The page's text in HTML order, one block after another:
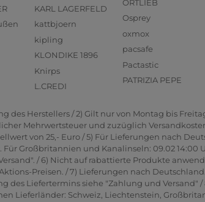
KARL LAGERFELD
kattbjoern
kipling
KLONDIKE 1896
Knirps
L.CREDI
ORTLIEB
Osprey
oxmox
pacsafe
Pactastic
PATRIZIA PEPE
des Herstellers / 2) Gilt nur von Montag bis
Mehrwertsteuer und zuzüglich
von 25,- Euro / 5) Für Lieferungen nach
Für Großbritannien und Kanalinseln: 09.02
/ 6) Nicht auf rabattierte Produkte
Preisen. / 7) Lieferungen nach
des Liefertermins siehe "Zahlung und Versand"
Lieferländer: Schweiz, Liechtenstein,